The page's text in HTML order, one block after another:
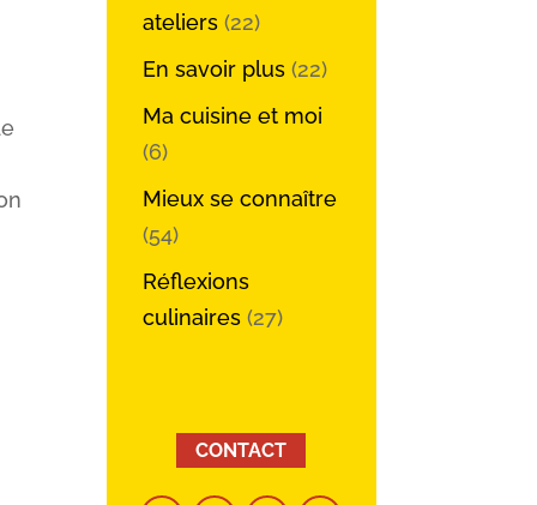
ateliers (22)
En savoir plus (22)
Ma cuisine et moi
(6)
Mieux se connaître
(54)
Réflexions
culinaires (27)
CONTACT